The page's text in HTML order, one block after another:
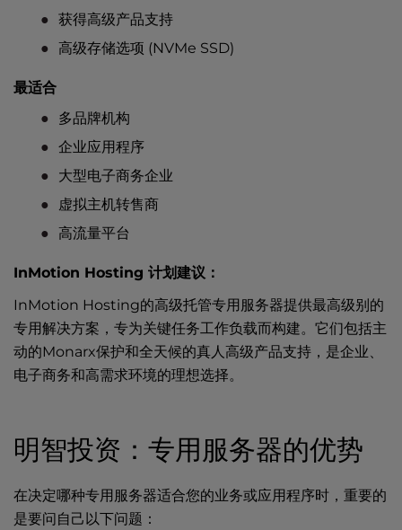
获得高级产品支持
高级存储选项 (NVMe SSD)
最适合
多品牌机构
企业应用程序
大型电子商务企业
虚拟主机转售商
高流量平台
InMotion Hosting 计划建议：
InMotion Hosting的高级托管专用服务器提供最高级别的
专用解决方案，专为关键任务工作负载而构建。它们包括主
动的Monarx保护和全天候的真人高级产品支持，是企业、
电子商务和高需求环境的理想选择。
明智投资：专用服务器的优势
在决定哪种专用服务器适合您的业务或应用程序时，重要的
是要问自己以下问题：